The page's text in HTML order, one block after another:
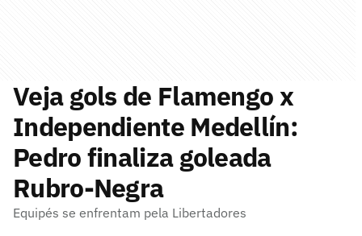
Veja gols de Flamengo x
Independiente Medellín:
Pedro finaliza goleada
Rubro-Negra
Equipés se enfrentam pela Libertadores